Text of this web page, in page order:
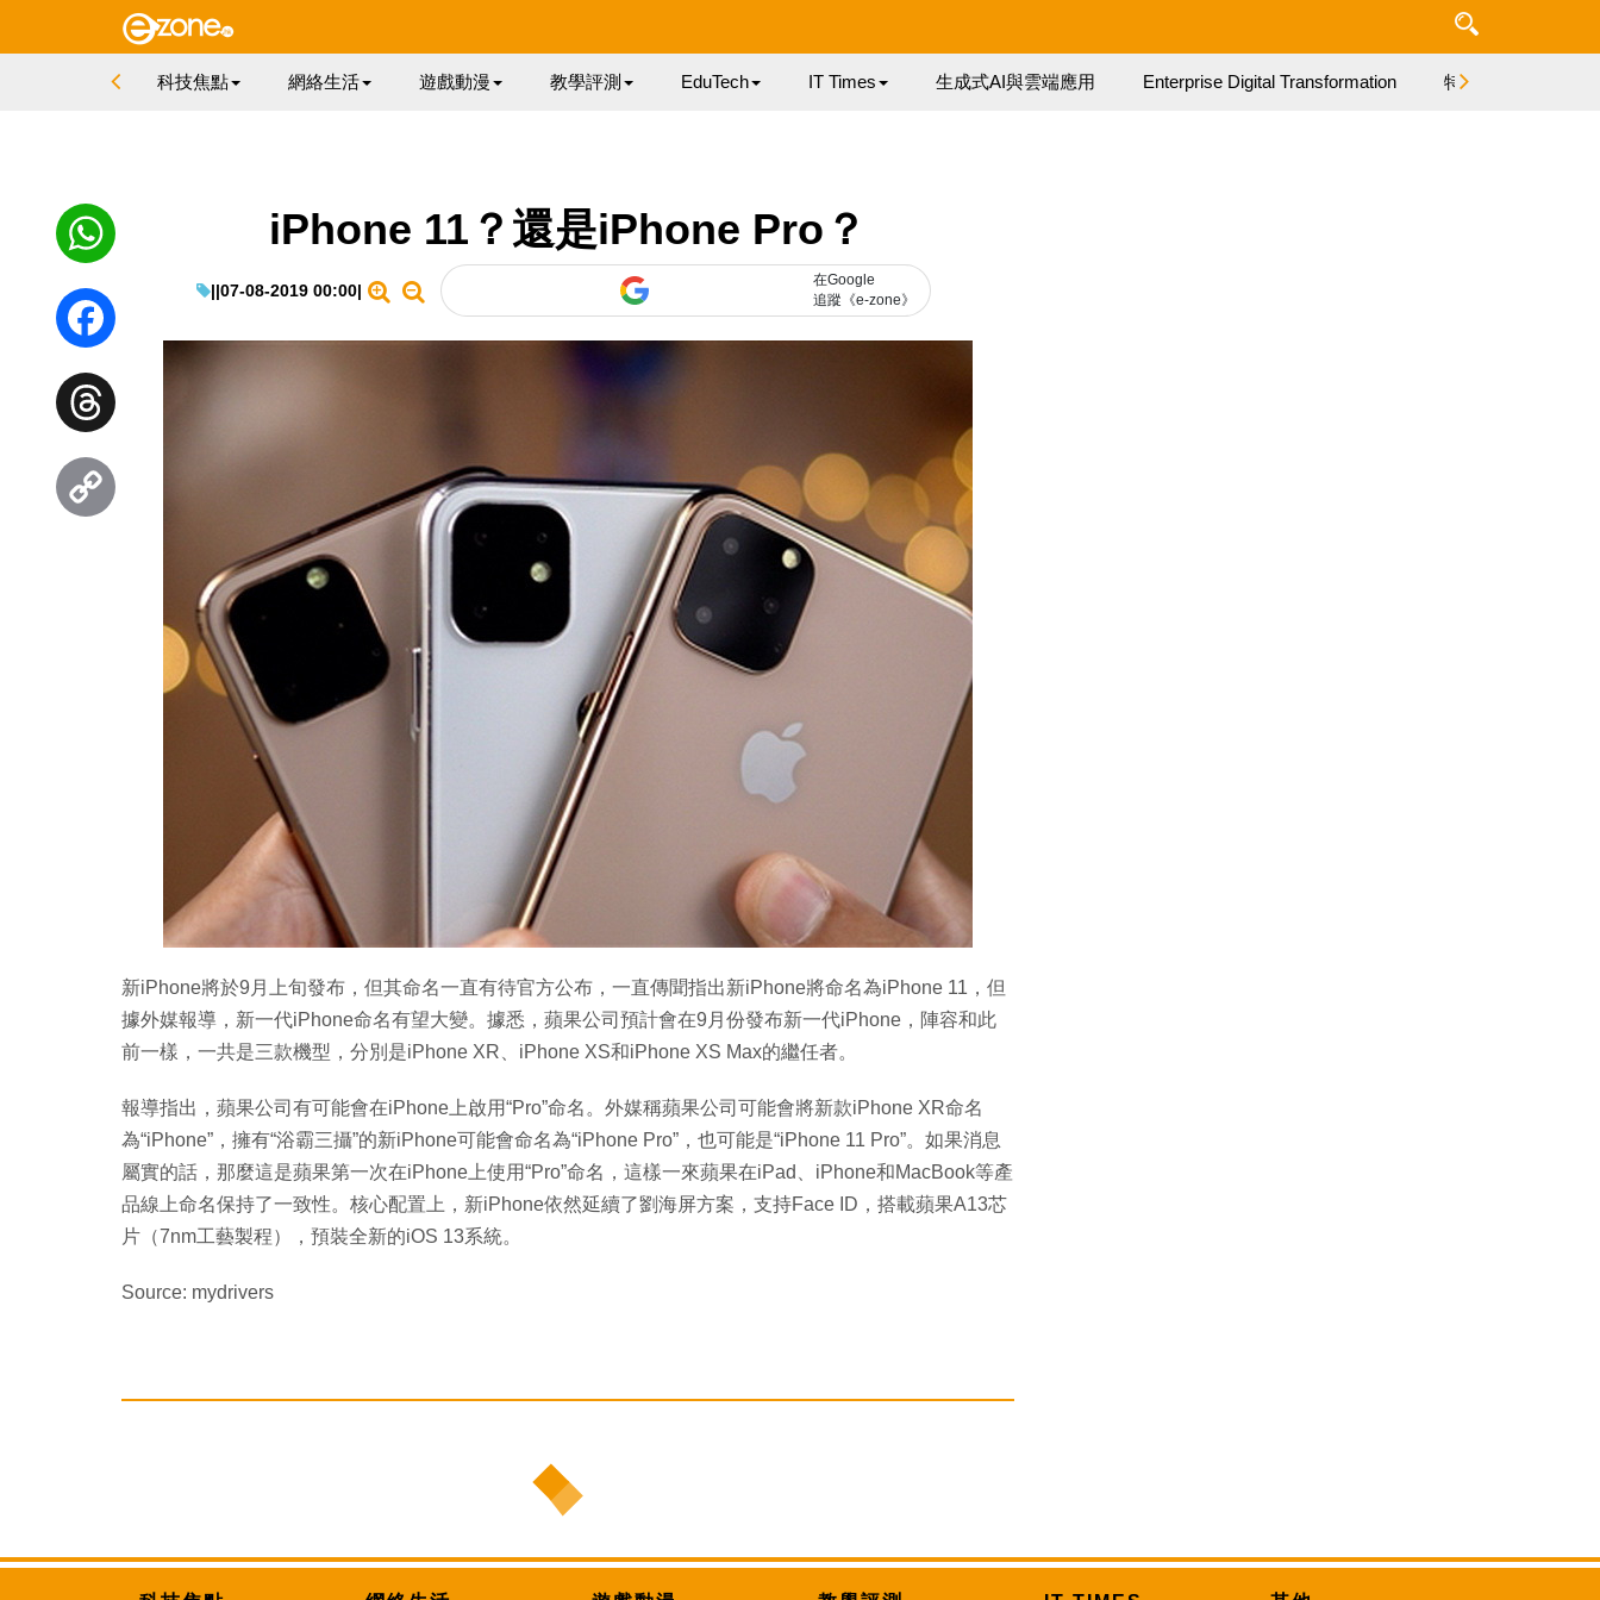
科技焦點 網絡生活 遊戲動漫 教學評測 EduTech IT Times 生成式AI與雲端應用 Enterprise Digital Transformation 特集
iPhone 11？還是iPhone Pro？
||07-08-2019 00:00|
在Google
追蹤《e-zone》
新iPhone將於9月上旬發布，但其命名一直有待官方公布，一直傳聞指出新iPhone將命名為iPhone 11，但
據外媒報導，新一代iPhone命名有望大變。據悉，蘋果公司預計會在9月份發布新一代iPhone，陣容和此
前一樣，一共是三款機型，分別是iPhone XR、iPhone XS和iPhone XS Max的繼任者。
報導指出，蘋果公司有可能會在iPhone上啟用“Pro”命名。外媒稱蘋果公司可能會將新款iPhone XR命名
為“iPhone”，擁有“浴霸三攝”的新iPhone可能會命名為“iPhone Pro”，也可能是“iPhone 11 Pro”。如果消息
屬實的話，那麼這是蘋果第一次在iPhone上使用“Pro”命名，這樣一來蘋果在iPad、iPhone和MacBook等產
品線上命名保持了一致性。核心配置上，新iPhone依然延續了劉海屏方案，支持Face ID，搭載蘋果A13芯
片（7nm工藝製程），預裝全新的iOS 13系統。
Source: mydrivers
WhatsApp
Facebook
Threads